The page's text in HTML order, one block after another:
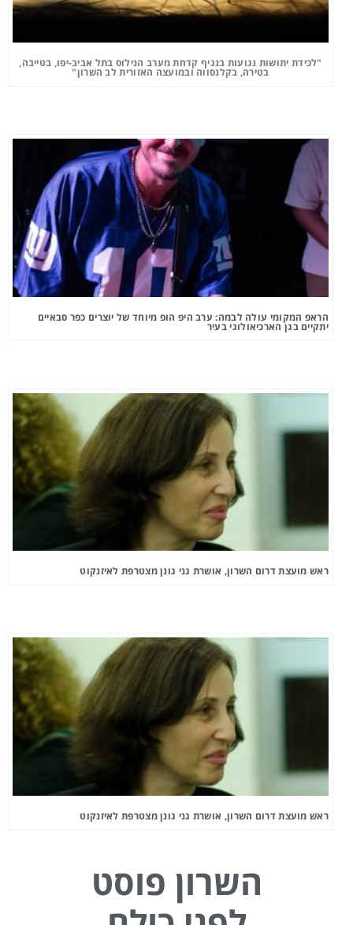
"לכידת יתושות נגועות בנגיף קדחת מערב הנילוס בתל אביב-יפו, בטייבה,
בטירה, בקלנסווה ובמועצה האזורית לב השרון"
הראפ המקומי עולה לבמה: ערב היפ הופ מיוחד של יוצרים כפר סבאיים
יתקיים בגן הארכיאולוגי בעיר
ראש מועצת דרום השרון, אושרת גני גונן מצטרפת לאיזנקוט
ראש מועצת דרום השרון, אושרת גני גונן מצטרפת לאיזנקוט
השרון פוסט